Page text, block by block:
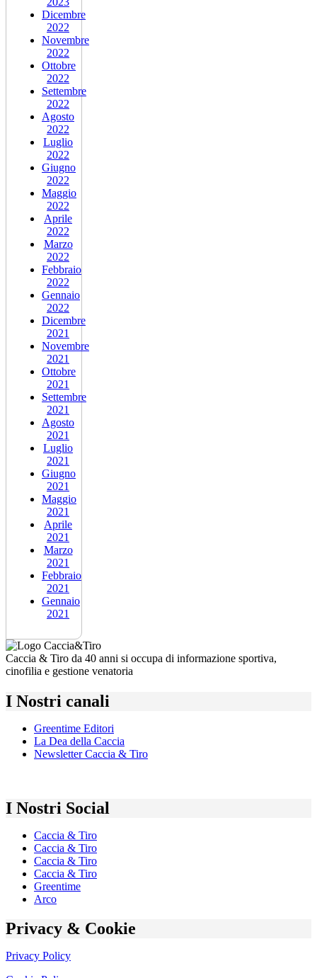
Dicembre
2022
Novembre
2022
Ottobre
2022
Settembre
2022
Agosto
2022
Luglio
2022
Giugno
2022
Maggio
2022
Aprile
2022
Marzo
2022
Febbraio
2022
Gennaio
2022
Dicembre
2021
Novembre
2021
Ottobre
2021
Settembre
2021
Agosto
2021
Luglio
2021
Giugno
2021
Maggio
2021
Aprile
2021
Marzo
2021
Febbraio
2021
Gennaio
2021
Caccia & Tiro da 40 anni si occupa di informazione sportiva,
cinofilia e gestione venatoria
I Nostri canali
Greentime Editori
La Dea della Caccia
Newsletter Caccia & Tiro
I Nostri Social
Caccia & Tiro
Caccia & Tiro
Caccia & Tiro
Caccia & Tiro
Greentime
Arco
Privacy & Cookie
Privacy Policy